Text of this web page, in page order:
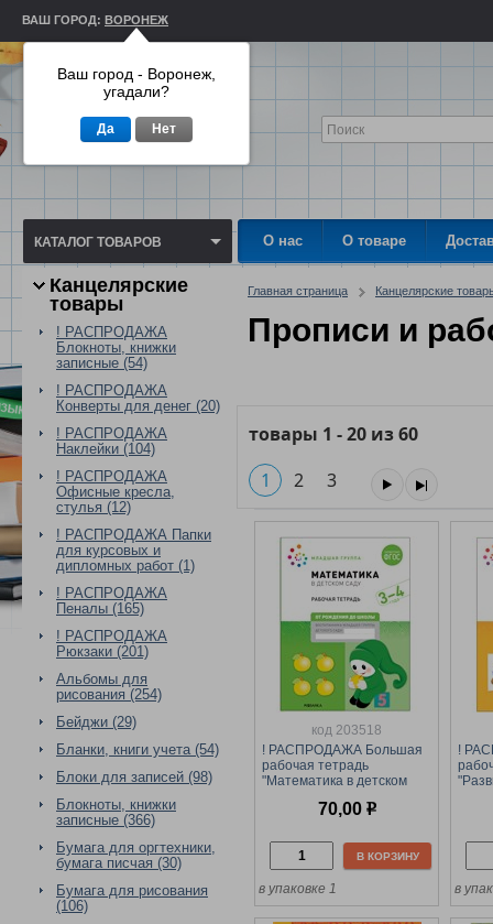
ВАШ ГОРОД: ВОРОНЕЖ
КАТАЛОГ ТОВАРОВ О нас О товаре
Канцелярские
товары
! РАСПРОДАЖА
Блокноты, книжки
записные (54)
! РАСПРОДАЖА
Конверты для денег (20)
! РАСПРОДАЖА
Наклейки (104)
! РАСПРОДАЖА
Офисные кресла,
стулья (12)
! РАСПРОДАЖА Папки
для курсовых и
дипломных работ (1)
! РАСПРОДАЖА
Пеналы (165)
! РАСПРОДАЖА
Рюкзаки (201)
Альбомы для
рисования (254)
Бейджи (29)
Бланки, книги учета (54)
Блоки для записей (98)
Блокноты, книжки
записные (366)
Бумага для оргтехники,
бумага писчая (30)
Бумага для рисования
(106)
Главная страница Канцелярские
Прописи и
товары 1 -20 из60
1
2 3
код 203518
! РАСПРОДАЖА Большая
рабочая тетрадь
"Математика в детском
70,00 р
В КОРЗИНУ
в упаковке 1
!
в
Ваш город - Воронеж,
угадали?
Да Нет